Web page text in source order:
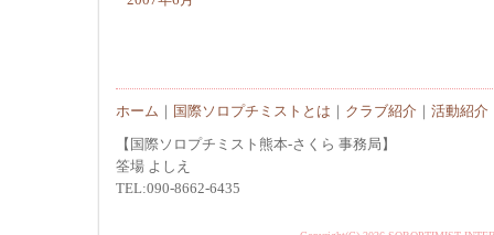
ホーム 国際ソロプチミストとは クラブ紹介 活動紹介
【国際ソロプチミスト熊本-さくら 事務局】
筌場 よしえ
TEL:090-8662-6435